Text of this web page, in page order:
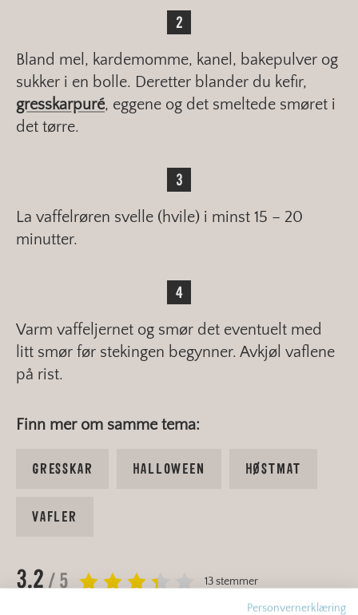
Bland mel, kardemomme, kanel, bakepulver og
sukker i en bolle. Deretter blander du kefir,
gresskarpuré, eggene og det smeltede smøret i
det tørre.
La vaffelrøren svelle (hvile) i minst 15 – 20
minutter.
Varm vaffeljernet og smør det eventuelt med
litt smør før stekingen begynner. Avkjøl vaflene
på rist.
Finn mer om samme tema:
GRESSKAR HALLOWEEN HØSTMAT
VAFLER
3.2 / 5 13 stemmer
Personvernerklæring